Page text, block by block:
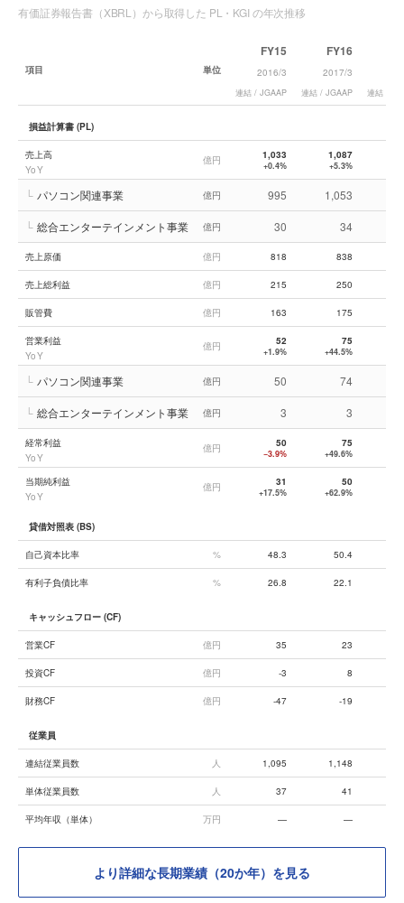
有価証券報告書（XBRL）から取得した PL・KGI の年次推移
項目 単位
FY15
2016/3
連結 / JGAAP
FY16
2017/3
連結 / JGAAP 連結 /
損益計算書 (PL)
売上高
YoY
億円 1,033
+0.4%
1,087
+5.3%
└ パソコン関連事業 億円 995 1,053
└ 総合エンターテインメント事業 億円 30 34
売上原価 億円 818 838
売上総利益 億円 215 250
販管費 億円 163 175
営業利益
YoY
億円 52
+1.9%
75
+44.5%
└ パソコン関連事業 億円 50 74
└ 総合エンターテインメント事業 億円 3 3
経常利益
YoY
億円 50
−3.9%
75
+49.6%
当期純利益
YoY
億円 31
+17.5%
50
+62.9%
貸借対照表 (BS)
自己資本比率 % 48.3 50.4
有利子負債比率 % 26.8 22.1
キャッシュフロー (CF)
営業CF 億円 35 23
投資CF 億円 -3 8
財務CF 億円 -47 -19
従業員
連結従業員数 人 1,095 1,148
単体従業員数 人 37 41
平均年収（単体） 万円 — —
より詳細な長期業績（20か年）を見る